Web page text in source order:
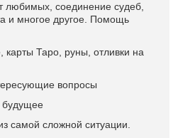
любимых, соединение судеб,
и многое другое. Помощь
карты Таро, руны, отливки на
вопросы
будущее
самой сложной ситуации.